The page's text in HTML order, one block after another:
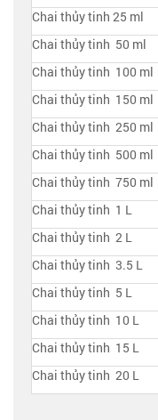
Chai thủy tinh 25 ml
Chai thủy tinh 50 ml
Chai thủy tinh 100 ml
Chai thủy tinh 150 ml
Chai thủy tinh 250 ml
Chai thủy tinh 500 ml
Chai thủy tinh 750 ml
Chai thủy tinh 1 L
Chai thủy tinh 2 L
Chai thủy tinh 3.5 L
Chai thủy tinh 5 L
Chai thủy tinh 10 L
Chai thủy tinh 15 L
Chai thủy tinh 20 L